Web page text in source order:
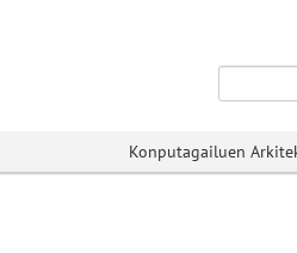
Konputagailuen